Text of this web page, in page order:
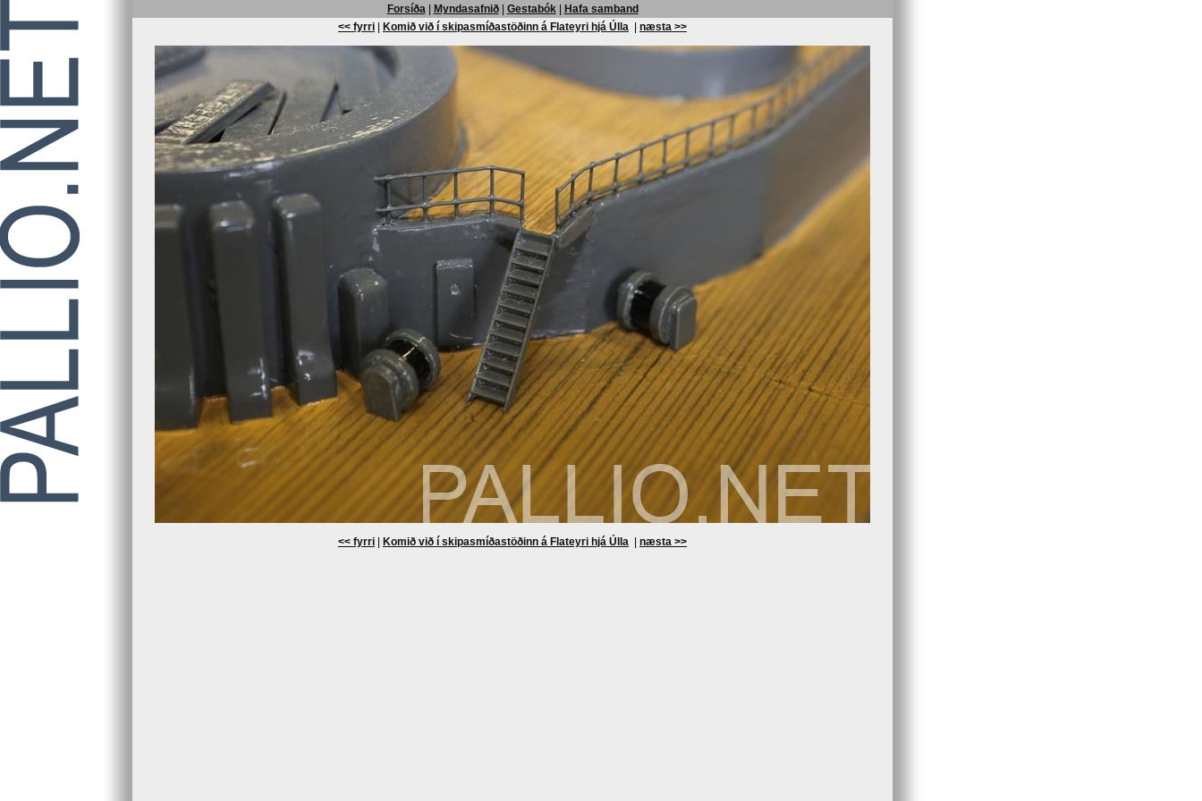
Forsíða| Myndasafnið| Gestabók|
Hafa samband
<< fyrri
Komið við í skipasmíðastöðinn á Flateyri hjá Úlla næsta >>
<< fyrri Komið við í skipasmíðastöðinn á Flateyri hjá Úlla næsta >>